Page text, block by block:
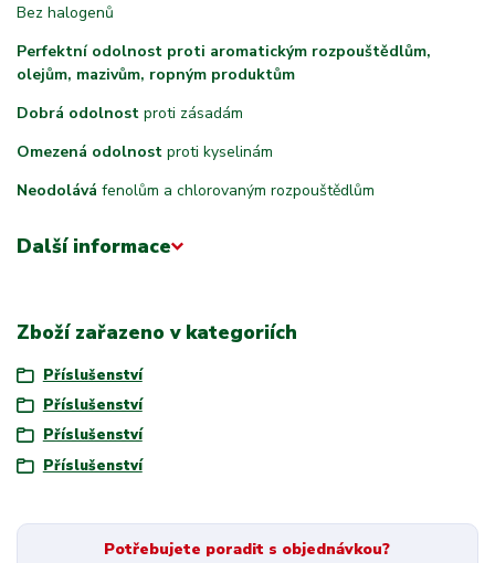
Bez halogenů
Perfektní odolnost proti aromatickým rozpouštědlům,
olejům, mazivům, ropným produktům
Dobrá odolnost proti zásadám
Omezená odolnost proti kyselinám
Neodolává fenolům a chlorovaným rozpouštědlům
Další informace
Zboží zařazeno v kategoriích
Příslušenství
Příslušenství
Příslušenství
Příslušenství
Potřebujete poradit s objednávkou?